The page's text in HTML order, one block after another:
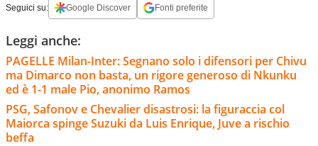
Seguici su: Google Discover Fonti preferite
Leggi anche:
PAGELLE Milan-Inter: Segnano solo i difensori per Chivu
ma Dimarco non basta, un rigore generoso di Nkunku
ed è 1-1 male Pio, anonimo Ramos
PSG, Safonov e Chevalier disastrosi: la figuraccia col
Maiorca spinge Suzuki da Luis Enrique, Juve a rischio
beffa